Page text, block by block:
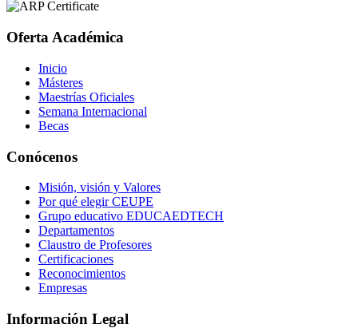
Oferta Académica
Inicio
Másteres
Maestrías Oficiales
Semana Internacional
Becas
Conócenos
Misión, visión y Valores
Por qué elegir CEUPE
Grupo educativo EDUCAEDTECH
Departamentos
Claustro de Profesores
Certificaciones
Reconocimientos
Empresas
Información Legal